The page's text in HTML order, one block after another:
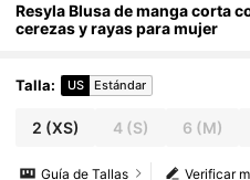
Resyla Blusa de manga corta
cerezas y rayas para mujer
Talla: US Estándar
2 (XS) 4(S) 6 (M)
Verificar
Guía de Tallas